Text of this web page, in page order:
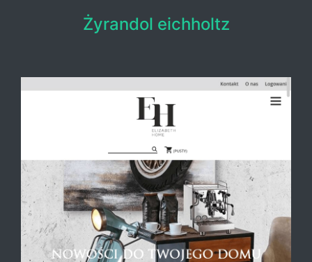
Żyrandol eichholtz